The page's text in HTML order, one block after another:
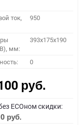
4 - прямая
ток,
950
мм:
393x175x190
0
руб.
ECOном скидки:
руб.